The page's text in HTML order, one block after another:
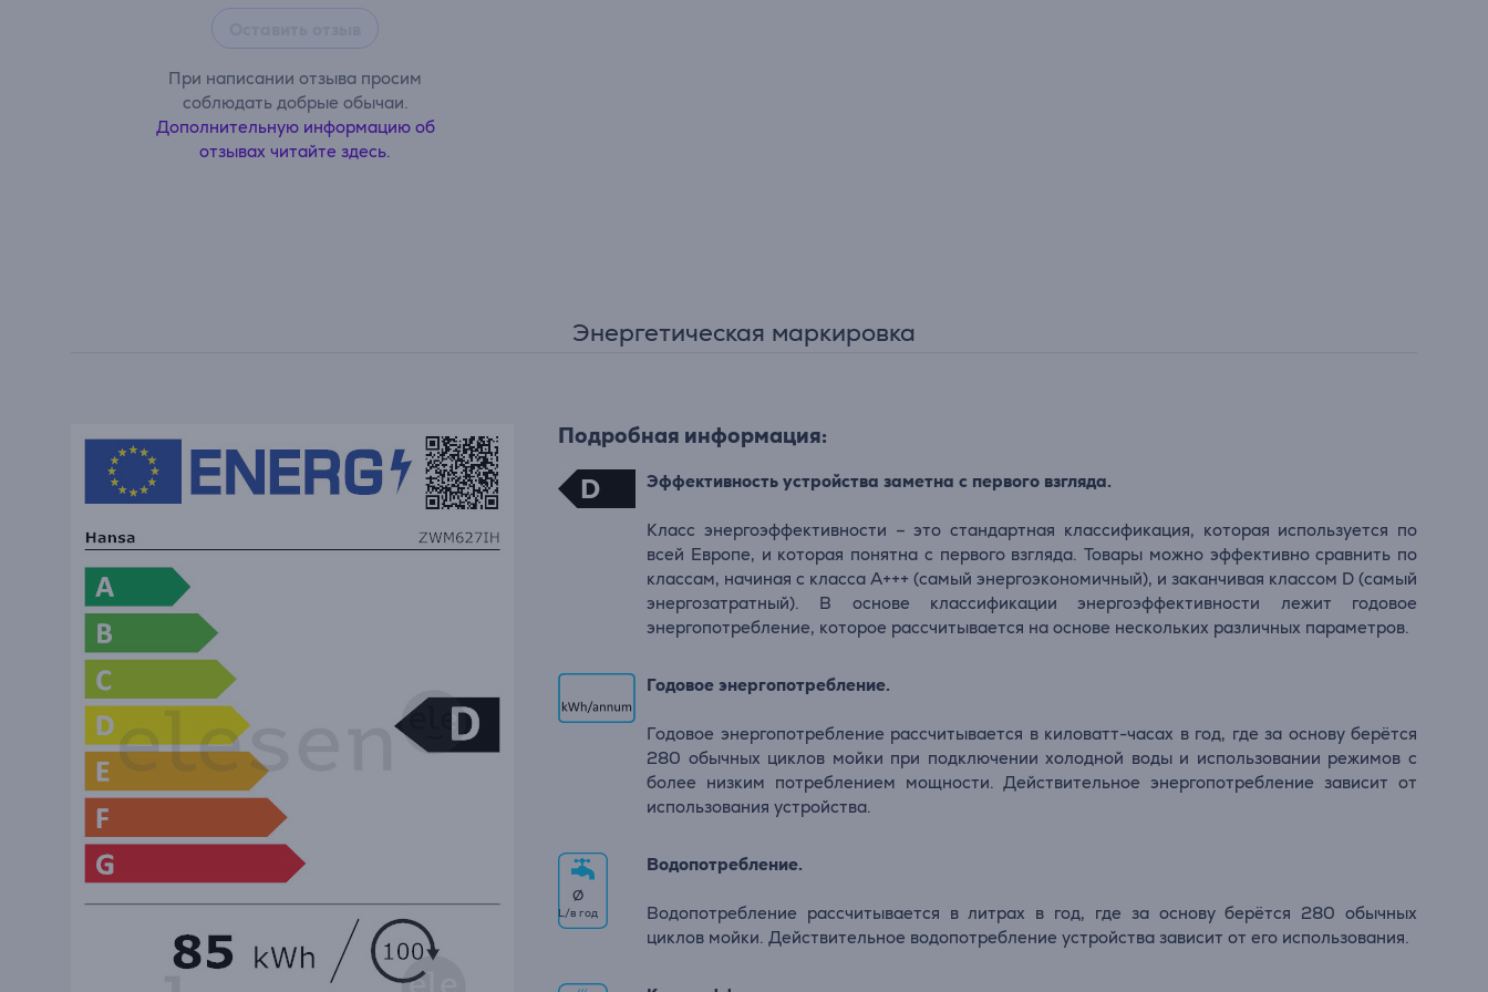
При написании отзыва просим
соблюдать добрые обычаи.
Дополнительную информацию об
отзывах читайте здесь.
Энергетическая маркировка
Подробная информация:
D Эффективность устройства заметна с первого взгляда.
Класс энергоэффективности – это стандартная классификация, которая используется по
всей Европе, и которая понятна с первого взгляда. Товары можно эффективно сравнить по
классам, начиная с класса A+++ (самый энергоэкономичный), и заканчивая классом D (самый
энергозатратный). В основе классификации энергоэффективности лежит годовое
энергопотребление, которое рассчитывается на основе нескольких различных параметров.
Годовое энергопотребление.
Годовое энергопотребление рассчитывается в киловатт-часах в год, где за основу берётся
280 обычных циклов мойки при подключении холодной воды и использовании режимов с
более низким потреблением мощности. Действительное энергопотребление зависит от
использования устройства.
∅
L/в год
Водопотребление.
Водопотребление рассчитывается в литрах в год, где за основу берётся 280 обычных
циклов мойки. Действительное водопотребление устройства зависит от его использования.